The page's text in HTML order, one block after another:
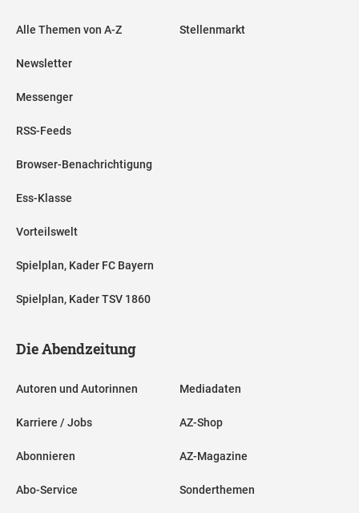
Alle Themen von A-Z
Newsletter
Messenger
RSS-Feeds
Browser-Benachrichtigung
Ess-Klasse
Vorteilswelt
Spielplan, Kader FC Bayern
Spielplan, Kader TSV 1860
Stellenmarkt
Die Abendzeitung
Autoren und Autorinnen
Karriere / Jobs
Abonnieren
Abo-Service
Mediadaten
AZ-Shop
AZ-Magazine
Sonderthemen